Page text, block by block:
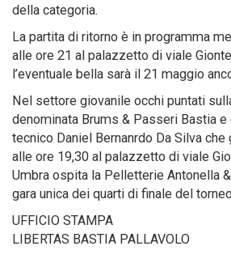
della categoria.
La partita di ritorno è in programma
alle ore 21 al palazzetto di viale
l’eventuale bella sarà il 21 maggio
Nel settore giovanile occhi puntati
denominata Brums & Passeri Bastia e
tecnico Daniel Bernanrdo Da Silva
alle ore 19,30 al palazzetto di viale
Umbra ospita la Pelletterie Antonella
gara unica dei quarti di finale del
UFFICIO STAMPA
LIBERTAS BASTIA PALLAVOLO